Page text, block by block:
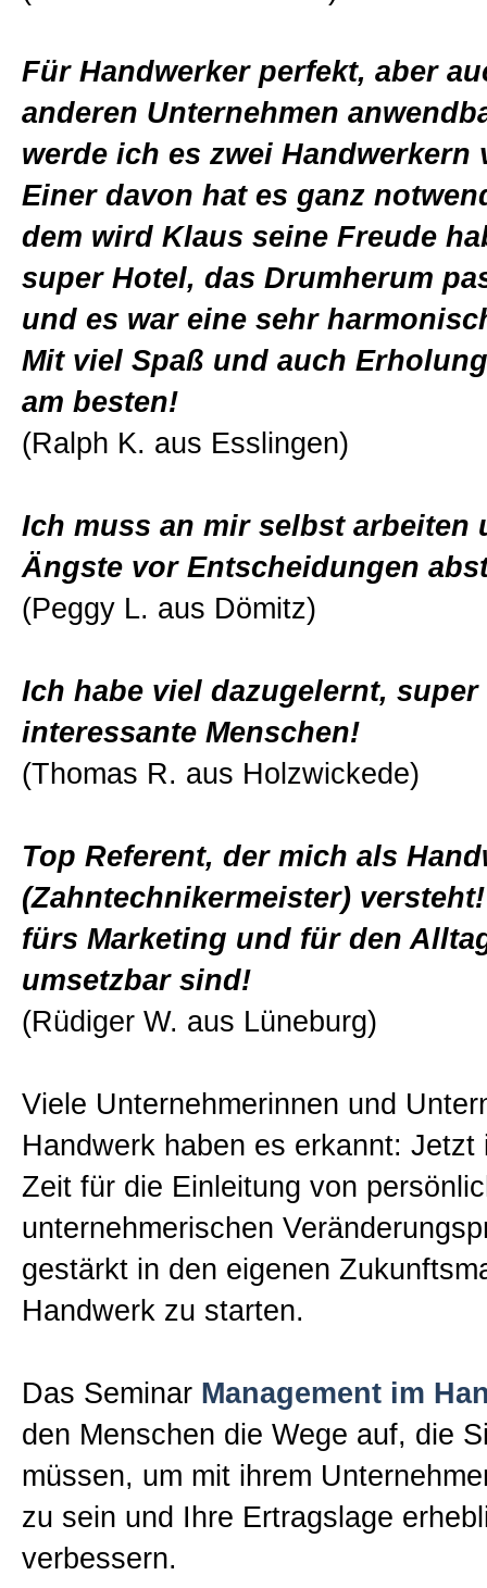
Für Handwerker perfekt, aber
anderen Unternehmen
werde ich es zwei Handwerkern
Einer davon hat es ganz
dem wird Klaus seine Freude
super Hotel, das Drumherum
und es war eine sehr
Mit viel Spaß und auch
am besten!
(Ralph K. aus Esslingen)
Ich muss an mir selbst arbeiten
Ängste vor Entscheidungen
(Peggy L. aus Dömitz)
Ich habe viel dazugelernt, super
interessante Menschen!
(Thomas R. aus Holzwickede)
Top Referent, der mich als
(Zahntechnikermeister)
fürs Marketing und für den
umsetzbar sind!
(Rüdiger W. aus Lüneburg)
Viele Unternehmerinnen und
Handwerk haben es erkannt: Jetzt
Zeit für die Einleitung von
unternehmerischen
gestärkt in den eigenen
Handwerk zu starten.
Das Seminar Management im
den Menschen die Wege auf, die
müssen, um mit ihrem
zu sein und Ihre Ertragslage
verbessern.